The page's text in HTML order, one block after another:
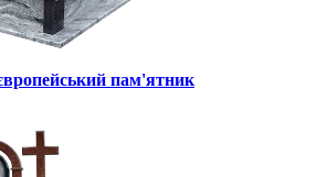
пам'ятник